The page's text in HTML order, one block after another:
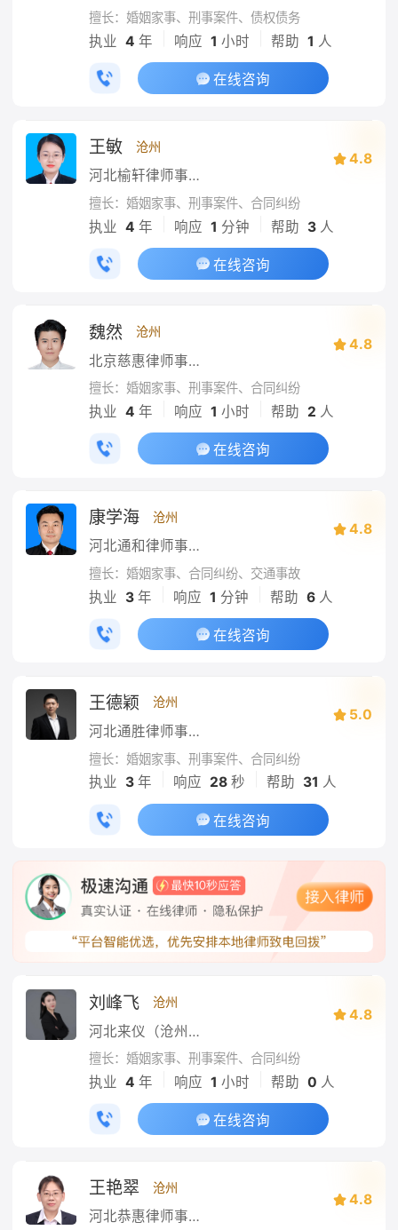
擅长：婚姻家事、刑事案件、债权债务
执业 4 年 响应 1 小时 帮助 1 人
在线咨询
王敏 沧州
河北榆轩律师事务所
4.8
擅长：婚姻家事、刑事案件、合同纠纷
执业 4 年 响应 1 分钟 帮助 3人
在线咨询
魏然 沧州
北京慈惠律师事务所
4.8
擅长：婚姻家事、刑事案件、合同纠纷
执业 4 年 响应 1 小时 帮助 2 人
在线咨询
康学海 沧州
河北通和律师事务所
4.8
擅长：婚姻家事、合同纠纷、交通事故
执业 3 年 响应 1 分钟 帮助 6人
在线咨询
王德颖 沧州
河北通胜律师事务所
5.0
擅长：婚姻家事、刑事案件、合同纠纷
执业 3 年 响应 28秒 帮助 31 人
在线咨询
刘峰飞 沧州
河北来仪（沧州）律师事务所
4.8
擅长：婚姻家事、刑事案件、合同纠纷
执业 4 年 响应 1 小时 帮助 0 人
在线咨询
王艳翠 沧州
河北恭惠律师事务所
4.8